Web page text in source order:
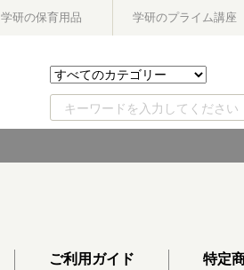
学研の保育用品 学研のプライム講座
ご利用ガイド 特定